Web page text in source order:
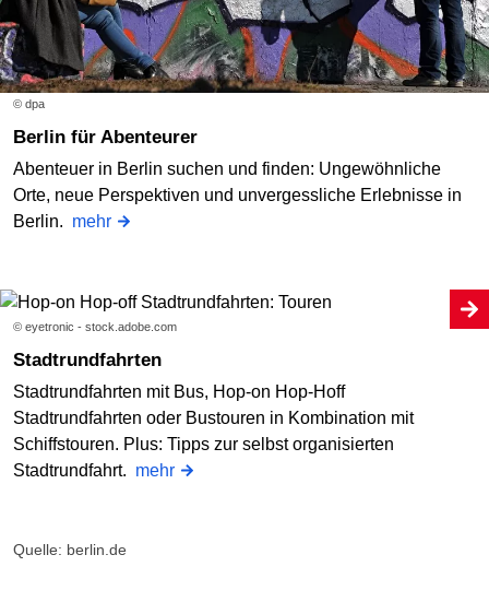
© dpa
Berlin für Abenteurer
Abenteuer in Berlin suchen und finden: Ungewöhnliche
Orte, neue Perspektiven und unvergessliche Erlebnisse in
Berlin. mehr
© eyetronic - stock.adobe.com
Stadtrundfahrten
Stadtrundfahrten mit Bus, Hop-on Hop-Hoff
Stadtrundfahrten oder Bustouren in Kombination mit
Schiffstouren. Plus: Tipps zur selbst organisierten
Stadtrundfahrt. mehr
Quelle: berlin.de